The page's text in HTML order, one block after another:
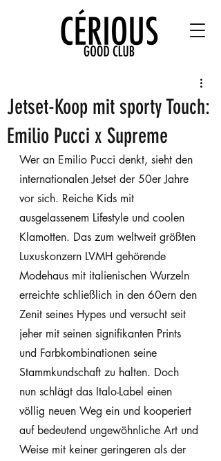
Jetset-Koop mit sporty Touch:
Emilio Pucci x Supreme
Wer an Emilio Pucci denkt, sieht den
internationalen Jetset der 50er Jahre
vor sich. Reiche Kids mit
ausgelassenem Lifestyle und coolen
Klamotten. Das zum weltweit größten
Luxuskonzern LVMH gehörende
Modehaus mit italienischen Wurzeln
erreichte schließlich in den 60ern den
Zenit seines Hypes und versucht seit
jeher mit seinen signifikanten Prints
und Farbkombinationen seine
Stammkundschaft zu halten. Doch
nun schlägt das Italo-Label einen
völlig neuen Weg ein und kooperiert
auf bedeutend ungewöhnliche Art und
Weise mit keiner geringeren als der